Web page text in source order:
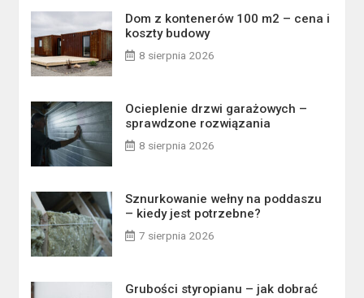
Dom z kontenerów 100 m2 – cena i
koszty budowy
8 sierpnia 2026
Ocieplenie drzwi garażowych –
sprawdzone rozwiązania
8 sierpnia 2026
Sznurkowanie wełny na poddaszu
– kiedy jest potrzebne?
7 sierpnia 2026
Grubości styropianu – jak dobrać